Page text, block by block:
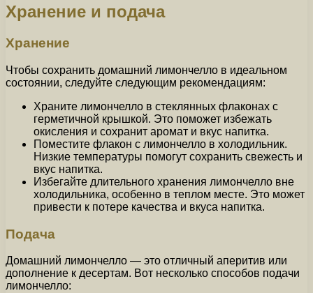
Хранение и подача
Хранение
Чтобы сохранить домашний лимончелло в идеальном
состоянии, следуйте следующим рекомендациям:
Храните лимончелло в стеклянных флаконах с
герметичной крышкой. Это поможет избежать
окисления и сохранит аромат и вкус напитка.
Поместите флакон с лимончелло в холодильник.
Низкие температуры помогут сохранить свежесть и
вкус напитка.
Избегайте длительного хранения лимончелло вне
холодильника, особенно в теплом месте. Это может
привести к потере качества и вкуса напитка.
Подача
Домашний лимончелло — это отличный аперитив или
дополнение к десертам. Вот несколько способов подачи
лимончелло: